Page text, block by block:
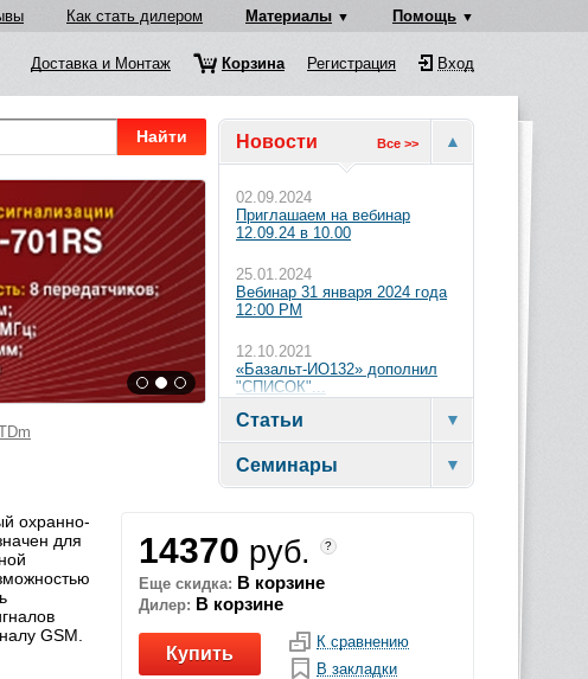
Как стать дилером Материалы Помощь
Доставка и Монтаж Корзина Регистрация Вход
Новости Все >>
02.09.2024
Приглашаем на вебинар
12.09.24 в 10.00
25.01.2024
Вебинар 31 января 2024 года
12:00 PM
12.10.2021
«Базальт-ИО132» дополнил
"СПИСОК"...
Статьи
Семинары
Найти
14370 руб. ?
Еще скидка: В корзине
Дилер: В корзине
Купить
К сравнению
В закладки
охранно-
для
GSM.